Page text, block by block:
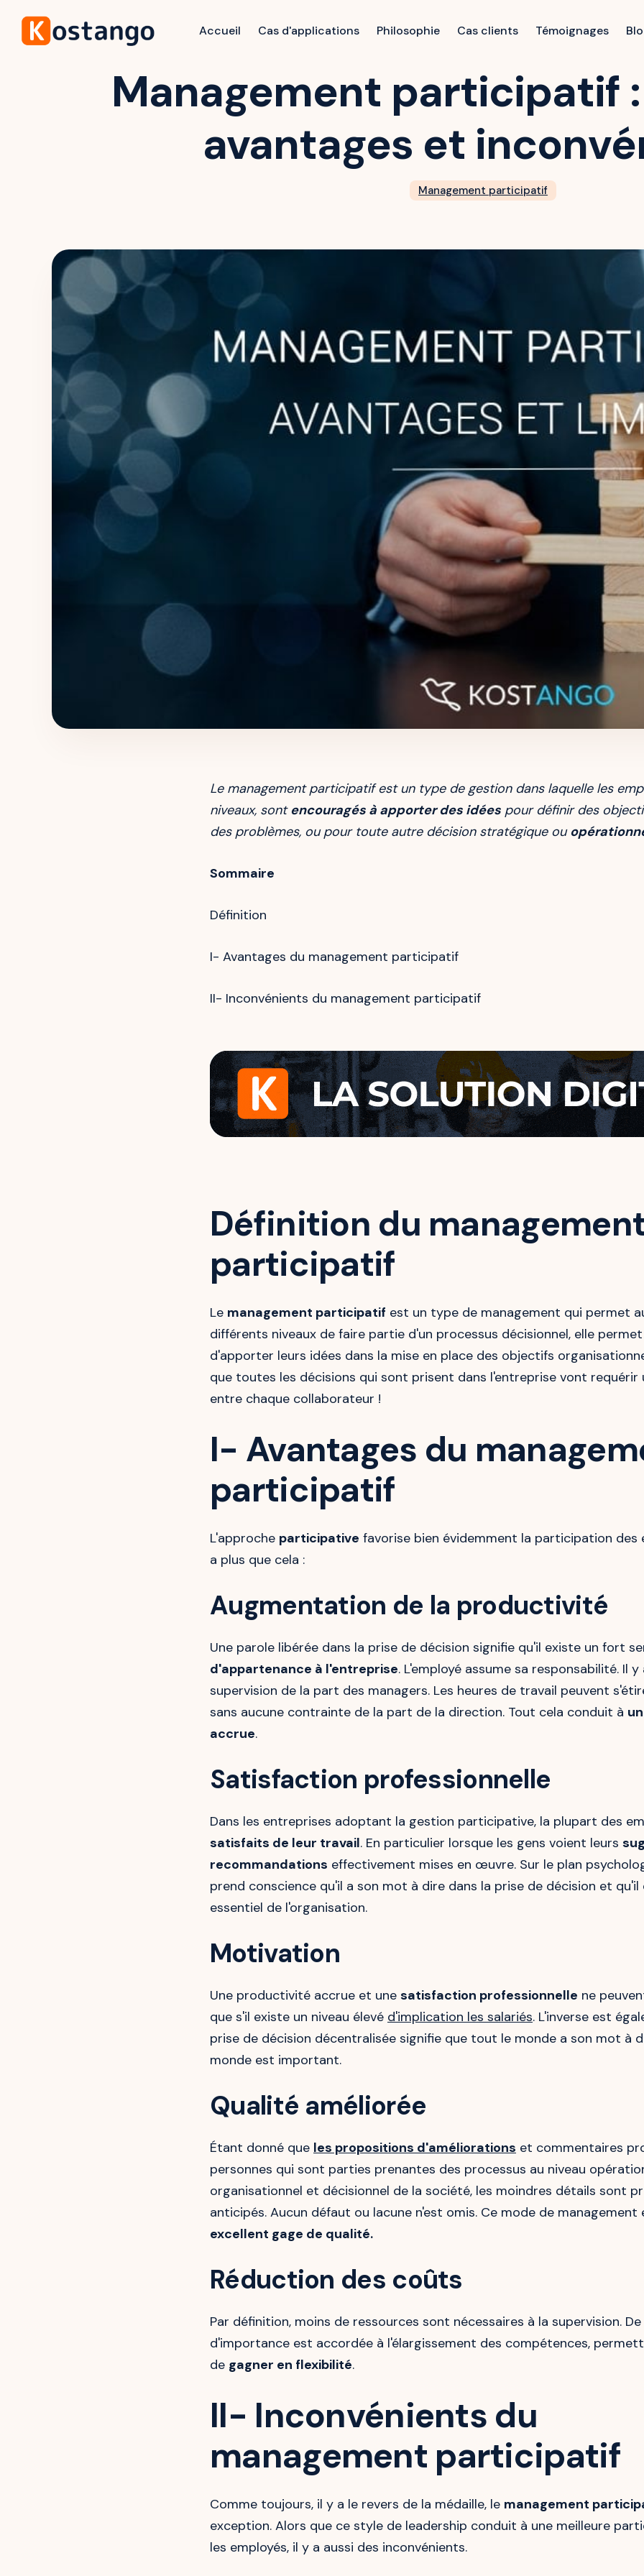
Accueil Cas d'applications Philosophie Cas clients Témoignages
Management participatif
avantages et
Management participatif
Le management participatif est un type de gestion dans laquelle les
niveaux, sontencouragés à apporter des idées pour définir des
des problèmes, ou pour toute autre décision stratégique ou
Sommaire
Définition
I- Avantages du management participatif
II- Inconvénients du management participatif
Définition du
participatif
Le management participatif est un type de management qui permet
différents niveaux de faire partie d'un processus décisionnel, elle
d'apporter leurs idées dans la mise en place des objectifs
que toutes les décisions qui sont prisent dans l'entreprise vont requérir
entre chaque collaborateur !
I- Avantages du
participatif
L'approche participative favorise bien évidemment la participation des
a plus que cela :
Augmentation de la productivité
Une parole libérée dans la prise de décision signifie qu'il existe un fort
d'appartenance à l'entreprise. L'employé assume sa responsabilité. Il
supervision de la part des managers. Les heures de travail peuvent
sans aucune contrainte de la part de la direction. Tout cela conduit à
accrue.
Satisfaction professionnelle
Dans les entreprises adoptant la gestion participative, la plupart des
satisfaits de leur travail. En particulier lorsque les gens voient leurs
recommandations effectivement mises en œuvre. Sur le plan
prend conscience qu'il a son mot à dire dans la prise de décision et
essentiel de l'organisation.
Motivation
Une productivité accrue et une satisfaction professionnelle ne
que s'il existe un niveau élevé d'implication les salariés. L'inverse est
prise de décision décentralisée signifie que tout le monde a son mot à
monde est important.
Qualité améliorée
Étant donné que les propositions d'améliorations et commentaires
personnes qui sont parties prenantes des processus au niveau
organisationnel et décisionnel de la société, les moindres détails sont
anticipés. Aucun défaut ou lacune n'est omis. Ce mode de management
excellent gage de qualité.
Réduction des coûts
Par définition, moins de ressources sont nécessaires à la supervision.
d'importance est accordée à l'élargissement des compétences,
de gagner en flexibilité.
II- Inconvénients du
management participatif
Comme toujours, il y a le revers de la médaille, le management
exception. Alors que ce style de leadership conduit à une meilleure
les employés, il y a aussi des inconvénients.